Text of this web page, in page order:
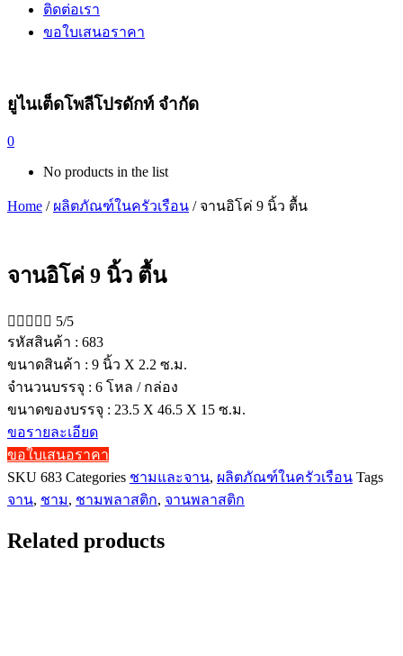
ติดต่อเรา
ขอใบเสนอราคา
ยูไนเต็ดโพลีโปรดักท์ จำกัด
0
No products in the list
Home / ผลิตภัณฑ์ในครัวเรือน / จานอิโค่ 9 นิ้ว ตื้น
จานอิโค่ 9 นิ้ว ตื้น
     5/5
รหัสสินค้า : 683
ขนาดสินค้า : 9 นิ้ว X 2.2 ซ.ม.
จำนวนบรรจุ : 6 โหล / กล่อง
ขนาดของบรรจุ : 23.5 X 46.5 X 15 ซ.ม.
ขอรายละเอียด
ขอใบเสนอราคา
SKU 683 Categories ชามและจาน, ผลิตภัณฑ์ในครัวเรือน Tags
จาน, ชาม, ชามพลาสติก, จานพลาสติก
Related products